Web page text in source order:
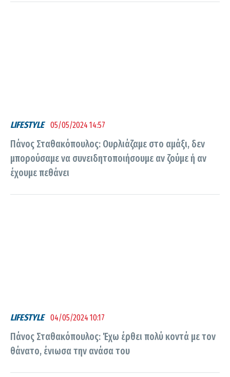
LIFESTYLE 05/05/2024 14:57
Πάνος Σταθακόπουλος: Ουρλιάζαμε στο αμάξι, δεν
μπορούσαμε να συνειδητοποιήσουμε αν ζούμε ή αν
έχουμε πεθάνει
LIFESTYLE 04/05/2024 10:17
Πάνος Σταθακόπουλος: Έχω έρθει πολύ κοντά με τον
θάνατο, ένιωσα την ανάσα του